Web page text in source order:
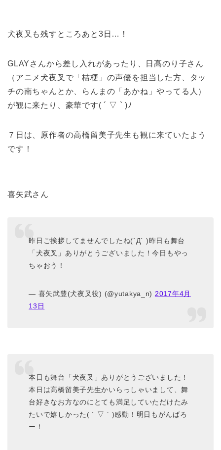
犬夜叉も残すところあと3日…！
GLAYさんから差し入れがあったり、日髙のり子さん
（アニメ犬夜叉で「桔梗」の声優を担当した方、タッ
チの南ちゃんとか、らんまの「あかね」やってる人）
が観に来たり、豪華です( ´ ▽ ` )ﾉ
７日は、原作者の高橋留美子先生も観に来ていたよう
です！
喜矢武さん
昨日ご挨拶してませんでしたね(´Д` )昨日も舞台
「犬夜叉」ありがとうございました！今日もやっ
ちゃおう！
— 喜矢武豊(犬夜叉役) (@yutakya_n) 2017年4月
13日
本日も舞台「犬夜叉」ありがとうございました！
本日は高橋留美子先生かいらっしゃいまして、舞
台好きなお方なのにとても満足していただけたみ
たいで嬉しかった( ´ ▽ ` )感動！明日もがんばろ
ー！